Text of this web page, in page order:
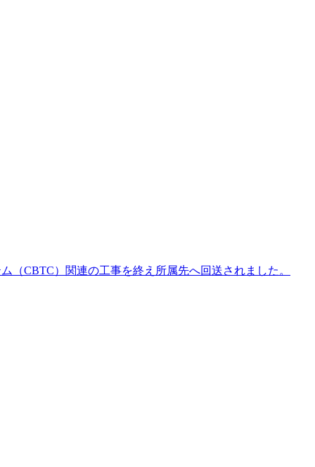
（CBTC）関連の工事を終え所属先へ回送されました。